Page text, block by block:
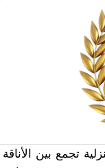
تجمع بين الأناقة